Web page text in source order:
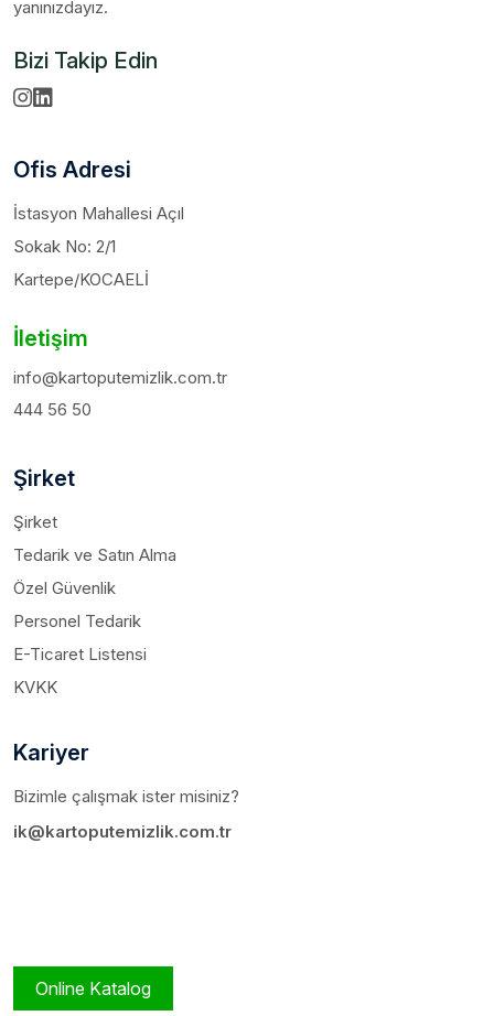
yanınızdayız.
Bizi Takip Edin
Ofis Adresi
İstasyon Mahallesi Açıl
Sokak No: 2/1
Kartepe/KOCAELİ
İletişim
info@kartoputemizlik.com.tr
444 56 50
Şirket
Şirket
Tedarik ve Satın Alma
Özel Güvenlik
Personel Tedarik
E-Ticaret Listensi
KVKK
Kariyer
Bizimle çalışmak ister misiniz?
ik@kartoputemizlik.com.tr
Online Katalog